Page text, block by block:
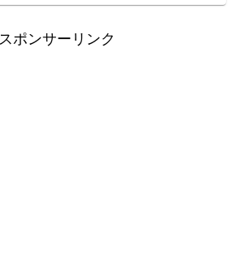
スポンサーリンク